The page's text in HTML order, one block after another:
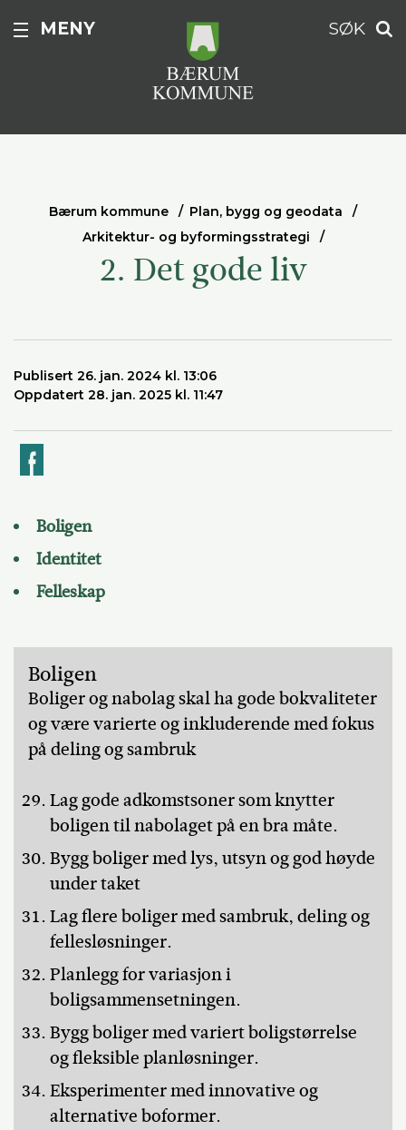
MENY SØK
Bærum kommune
Plan, bygg og geodata
Arkitektur- og byformingsstrategi
2. Det gode liv
Publisert 26. jan. 2024 kl. 13:06
Oppdatert 28. jan. 2025 kl. 11:47
Boligen
Identitet
Felleskap
Boligen
Boliger og nabolag skal ha gode bokvaliteter
og være varierte og inkluderende med fokus
på deling og sambruk
Lag gode adkomstsoner som knytter
boligen til nabolaget på en bra måte.
Bygg boliger med lys, utsyn og god høyde
under taket
Lag flere boliger med sambruk, deling og
fellesløsninger.
Planlegg for variasjon i
boligsammensetningen.
Bygg boliger med variert boligstørrelse
og fleksible planløsninger.
Eksperimenter med innovative og
alternative boformer.